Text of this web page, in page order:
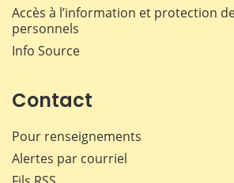
Accès à l’information et protection
personnels
Info Source
Contact
Pour renseignements
Alertes par courriel